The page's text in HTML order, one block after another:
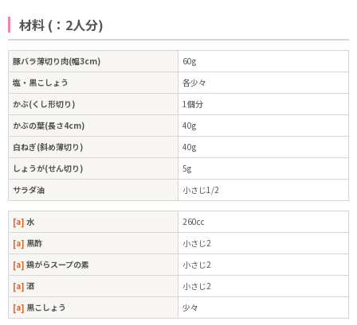
材料 (：2人分)
豚バラ薄切り肉(幅3cm)
60g
塩・黒こしょう
各少々
かぶ(くし形切り)
1個分
かぶの葉(長さ4cm)
40g
白ねぎ(斜め薄切り)
40g
しょうが(せん切り)
5g
サラダ油
小さじ1/2
[a] 水
260cc
[a] 黒酢
小さじ2
[a] 鶏がらスープの素
小さじ2
[a] 酒
小さじ2
[a] 黒こしょう 少々